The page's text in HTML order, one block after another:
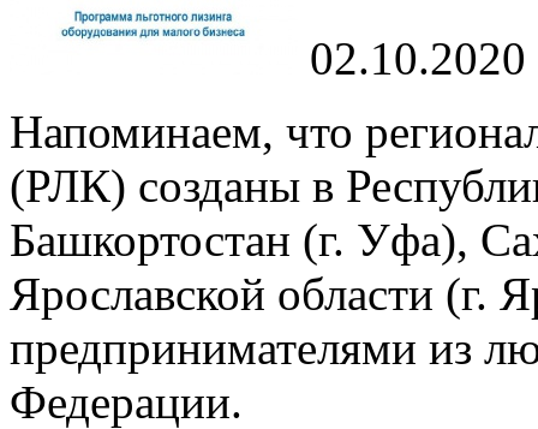
02.10.2020
Напоминаем, что
(РЛК) созданы в
Башкортостан (г. Уфа),
Ярославской области (г.
предпринимателями из
Федерации.